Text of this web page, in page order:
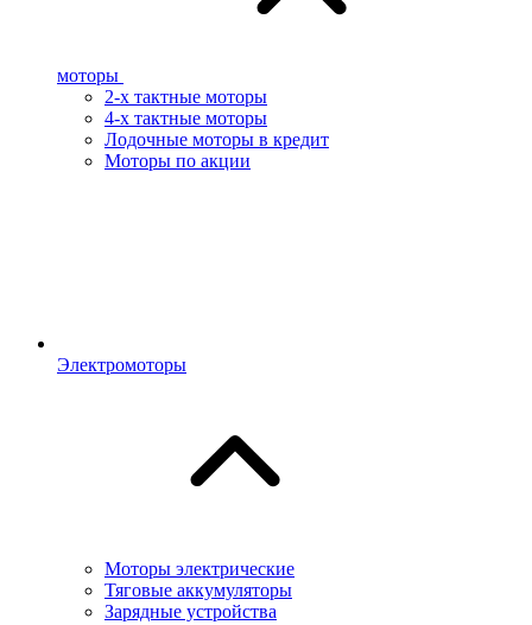
моторы
2-х тактные моторы
4-х тактные моторы
Лодочные моторы в кредит
Моторы по акции
Электромоторы
Моторы электрические
Тяговые аккумуляторы
Зарядные устройства